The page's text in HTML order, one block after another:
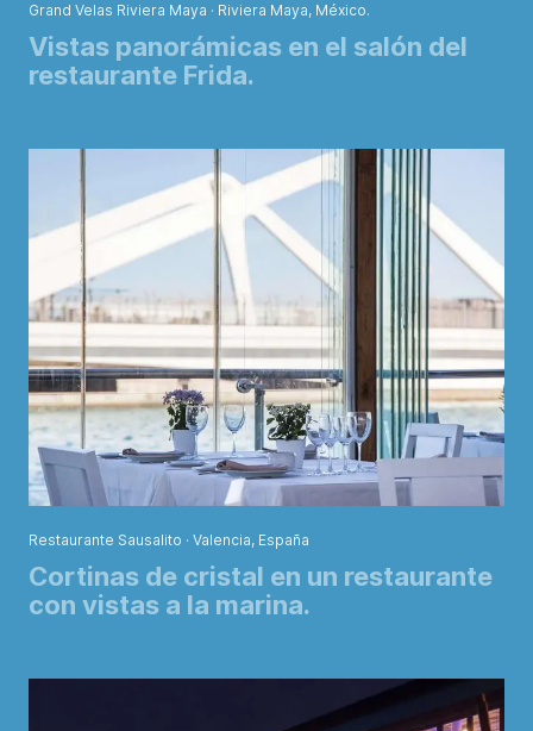
Grand Velas Riviera Maya · Riviera Maya, México.
Vistas panorámicas en el salón del
restaurante Frida.
Restaurante Sausalito · Valencia, España
Cortinas de cristal en un restaurante
con vistas a la marina.